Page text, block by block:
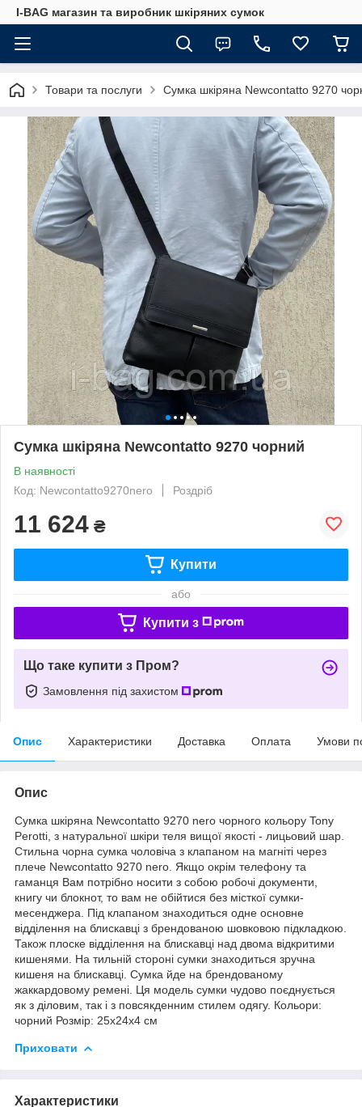
I-BAG магазин та виробник шкіряних сумок
Товари та послуги Сумка шкіряна Newcontatto 9270
Сумка шкіряна Newcontatto 9270 чорний
В наявності
Код: Newcontatto9270nero
Роздріб
11 624 ₴
Купити
або
Купити з
Що таке купити з Пром?
Замовлення під захистом
Опис Характеристики Доставка Оплата Умови
Опис
Сумка шкіряна Newcontatto 9270 nero чорного кольору Tony
Perotti, з натуральної шкіри теля вищої якості - лицьовий шар.
Стильна чорна сумка чоловіча з клапаном на магніті через
плече Newcontatto 9270 nero. Якщо окрім телефону та
гаманця Вам потрібно носити з собою робочі документи,
книгу чи блокнот, то вам не обійтися без місткої сумки-
месенджера. Під клапаном знаходиться одне основне
відділення на блискавці з брендованою шовковою підкладкою.
Також плоске відділення на блискавці над двома відкритими
кишенями. На тильній стороні сумки знаходиться зручна
кишеня на блискавці. Сумка йде на брендованому
жаккардовому ремені. Ця модель сумки чудово поєднується
як з діловим, так і з повсякденним стилем одягу. Кольори:
чорний Розмір: 25x24x4 см
Приховати
Характеристики